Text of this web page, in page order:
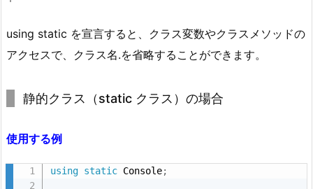
using static を宣言すると、クラス変数やクラスメソッドの
アクセスで、クラス名.を省略することができます。
静的クラス（static クラス）の場合
使用する例
using static Console;